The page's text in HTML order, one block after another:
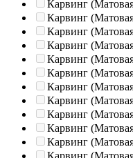
Карвинг
Карвинг
Карвинг
Карвинг
Карвинг
Карвинг
Карвинг
Карвинг
Карвинг
Карвинг
Карвинг